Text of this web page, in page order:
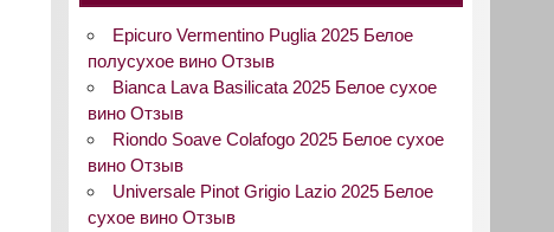
Epicuro Vermentino Puglia 2025 Белое
полусухое вино Отзыв
Bianca Lava Basilicata 2025 Белое сухое
вино Отзыв
Riondo Soave Colafogo 2025 Белое сухое
вино Отзыв
Universale Pinot Grigio Lazio 2025 Белое
сухое вино Отзыв